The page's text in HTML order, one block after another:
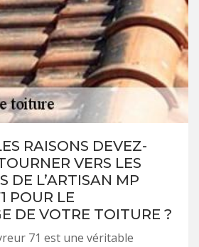
RAISONS DEVEZ-
VERS LES
DE L’ARTISAN MP
POUR LE
DE VOTRE TOITURE ?
71 est une véritable